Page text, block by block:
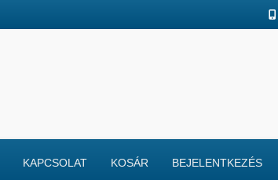
KAPCSOLAT KOSÁR BEJELENTKEZÉS